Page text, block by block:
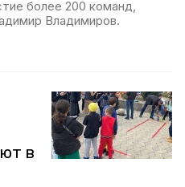
более 200 команд,
Владимиров.
в